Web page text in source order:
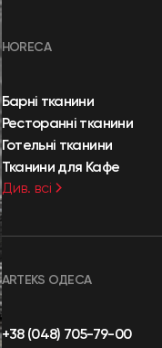
HORECA
Барні тканини
Ресторанні тканини
Готельні тканини
Тканини для Кафе
Див. всі
ARTEKS ОДЕСА
+38 (048) 705-79-00